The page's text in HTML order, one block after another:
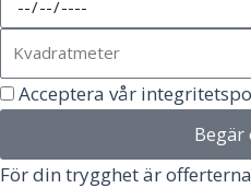
Acceptera vår
För din trygghet är